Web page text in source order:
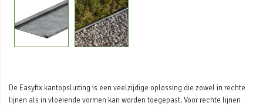
De Easyfix kantopsluiting is een veelzijdige oplossing die zowel in rechte
lijnen als in vloeiende vormen kan worden toegepast. Voor rechte lijnen